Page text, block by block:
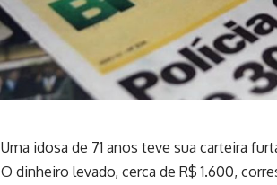
Uma idosa de 71 anos teve sua carteira
O dinheiro levado, cerca de R$ 1.600,